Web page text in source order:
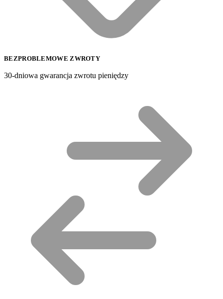
BEZPROBLEMOWE ZWROTY
30-dniowa gwarancja zwrotu pieniędzy